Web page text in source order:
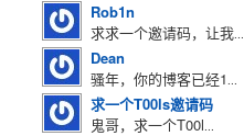
Rob1n
求求一个邀请码，让我...
Dean
骚年，你的博客已经1...
求一个T00ls邀请码
鬼哥，求一个T00l...